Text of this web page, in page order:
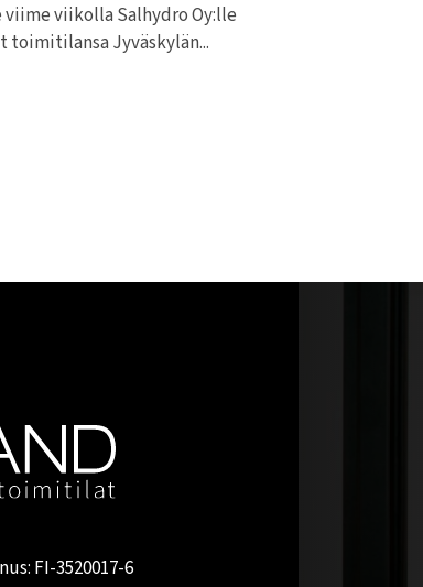
viikolla Salhydro Oy:lle
toimitilansa Jyväskylän...
FI-3520017-6